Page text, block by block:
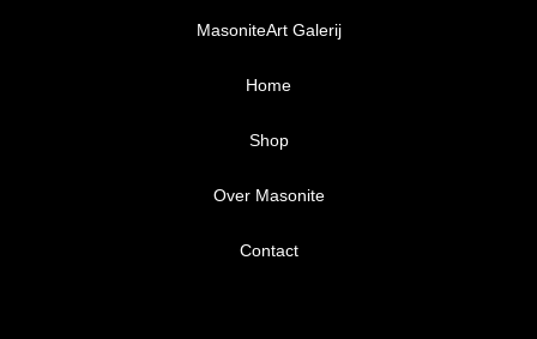
MasoniteArt Galerij
Home
Shop
Alle producten
Proefpakket
Over Masonite
Contact